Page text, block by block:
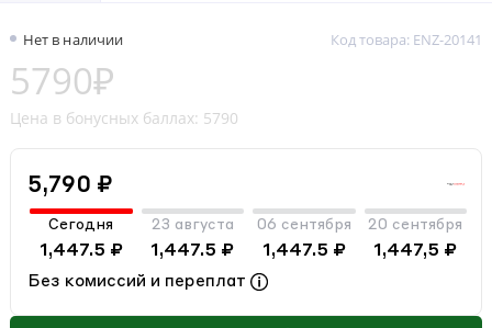
Нет в наличии Код товара: ENZ-20141
5790₽
Цена в бонусных баллах: 5790
5,790 ₽
Сегодня
1,447.5 ₽
23 августа
1,447.5 ₽
06 сентября
1,447.5 ₽
20 сентября
1,447,5 ₽
Без комиссий и переплат